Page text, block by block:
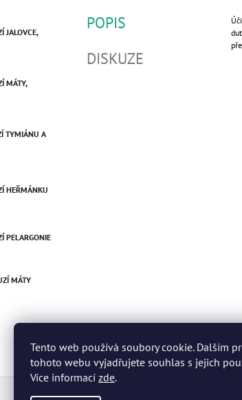
Tento web používá soubory cookie. Dalším
tohoto webu vyjadřujete souhlas s jejich
Více informací zde.
JALOVCE,
MÁTY,
TYMIÁNU A
HEŘMÁNKU
PELARGONIE
MÁTY
POPIS
DISKUZE